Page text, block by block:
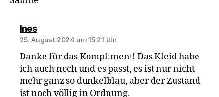
Inessagt:
25. August 2024 um 15:21 Uhr
Danke für das Kompliment! Das Kleid habe
ich auch noch und es passt, es ist nur nicht
mehr ganz so dunkelblau, aber der Zustand
ist noch völlig in Ordnung.